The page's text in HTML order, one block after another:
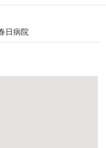
日病院